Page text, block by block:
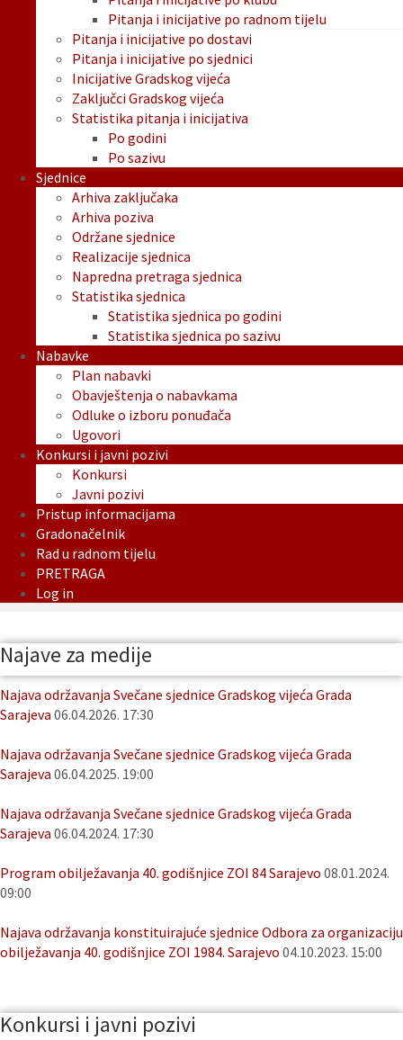
Pitanja i inicijative po radnom tijelu
Pitanja i inicijative po dostavi
Pitanja i inicijative po sjednici
Inicijative Gradskog vijeća
Zaključci Gradskog vijeća
Statistika pitanja i inicijativa
Po godini
Po sazivu
Sjednice
Arhiva zaključaka
Arhiva poziva
Održane sjednice
Realizacije sjednica
Napredna pretraga sjednica
Statistika sjednica
Statistika sjednica po godini
Statistika sjednica po sazivu
Nabavke
Plan nabavki
Obavještenja o nabavkama
Odluke o izboru ponuđača
Ugovori
Konkursi i javni pozivi
Konkursi
Javni pozivi
Pristup informacijama
Gradonačelnik
Rad u radnom tijelu
PRETRAGA
Log in
Najave za medije
Najava održavanja Svečane sjednice Gradskog vijeća Grada
Sarajeva 06.04.2026. 17:30
Najava održavanja Svečane sjednice Gradskog vijeća Grada
Sarajeva 06.04.2025. 19:00
Najava održavanja Svečane sjednice Gradskog vijeća Grada
Sarajeva 06.04.2024. 17:30
Program obilježavanja 40. godišnjice ZOI 84 Sarajevo 08.01.2024.
09:00
Najava održavanja konstituirajuće sjednice Odbora za organizaciju
obilježavanja 40. godišnjice ZOI 1984. Sarajevo 04.10.2023. 15:00
Konkursi i javni pozivi